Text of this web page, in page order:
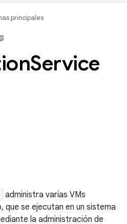
principales
Service
administra varias VMs
se ejecutan en un sistema
la administración de